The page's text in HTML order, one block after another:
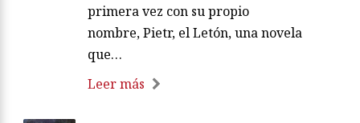
primera vez con su propio
nombre, Pietr, el Letón, una novela
que…
Leer más